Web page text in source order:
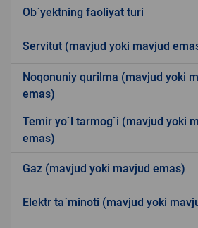
Ob`yektning faoliyat turi
Servitut (mavjud yoki mavjud
Noqonuniy qurilma (mavjud yoki
emas)
Temir yo`l tarmog`i (mavjud yoki
emas)
Gaz (mavjud yoki mavjud emas)
Elektr ta`minoti (mavjud yoki